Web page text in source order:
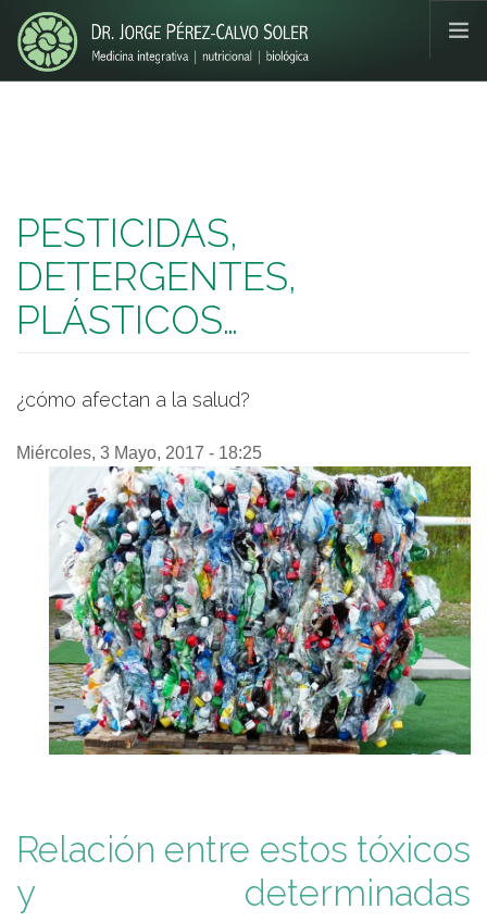
Pasar al contenido principal
LIBROS
MULTIMEDIA
BLOG
PEDIR CITA
PESTICIDAS,
DETERGENTES,
PLÁSTICOS…
¿cómo afectan a la salud?
Miércoles, 3 Mayo, 2017 - 18:25
Relación entre estos tóxicos
y determinadas